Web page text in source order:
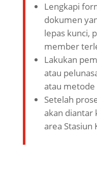
Lengkapi
dokumen
lepas kunci,
member
Lakukan
atau
atau metode
Setelah
akan diantar
area Stasiun